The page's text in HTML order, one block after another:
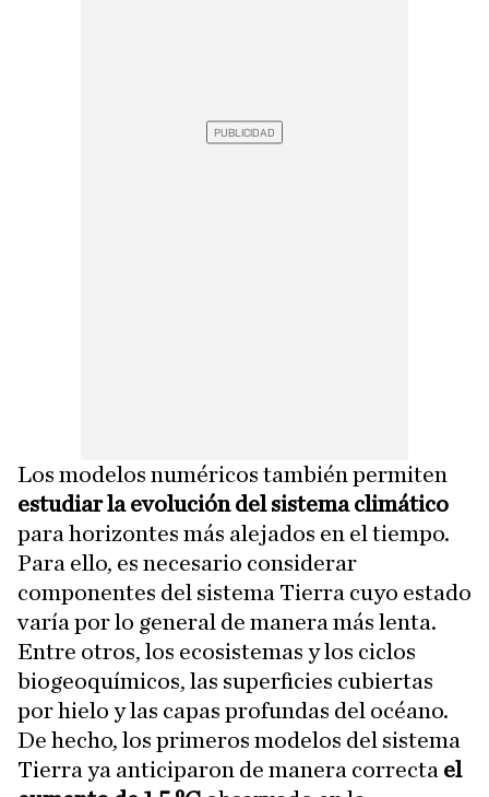
Los modelos numéricos también permiten
estudiar la evolución del sistema climático
para horizontes más alejados en el tiempo.
Para ello, es necesario considerar
componentes del sistema Tierra cuyo estado
varía por lo general de manera más lenta.
Entre otros, los ecosistemas y los ciclos
biogeoquímicos, las superficies cubiertas
por hielo y las capas profundas del océano.
De hecho, los primeros modelos del sistema
Tierra ya anticiparon de manera correcta el